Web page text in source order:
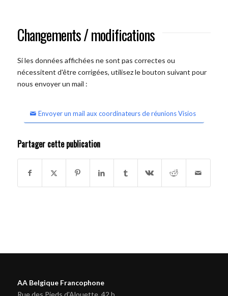
Changements / modifications
Si les données affichées ne sont pas correctes ou
nécessitent d'être corrigées, utilisez le bouton suivant pour
nous envoyer un mail :
Envoyer un mail aux coordinateurs de réunions Visios
Partager cette publication
AA Belgique Francophone
Rue des Pieds d'Alouette, 42 b